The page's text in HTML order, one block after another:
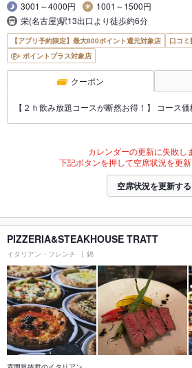
3001～4000円
1001～1500円
栄(名古屋)駅13出口より徒歩約6分
【アプリ予約限定】最大800ポイント還元対象店 口コ
ポイントプラス対象店
クーポン
【２ｈ飲み放題コースが断然お得！】 コース
カレンダーの更新に失敗し
下記ボタンを押して空席状況を更新
空席状況を更新する
PIZZERIA&STEAKHOUSE TRATT
イタリアン・フレンチ 錦